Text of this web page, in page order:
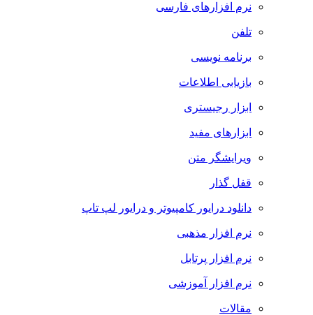
نرم افزارهای فارسی
تلفن
برنامه نویسی
بازیابی اطلاعات
ابزار رجیستری
ابزارهای مفید
ویرایشگر متن
قفل گذار
دانلود درایور کامپیوتر و درایور لپ تاپ
نرم افزار مذهبی
نرم افزار پرتابل
نرم افزار آموزشی
مقالات